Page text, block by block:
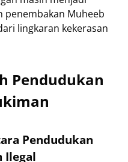
penembakan Muheeb
lingkaran kekerasan
Pendudukan
Pendudukan
Ilegal